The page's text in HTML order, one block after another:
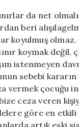
da net
beri
koyulmuş
koymak değil,
istenmeyen
sebebi
vermek çocuğu
ceza veren
göre en
artık eski